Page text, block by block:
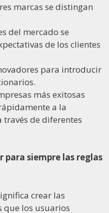
marcas se distingan
del mercado se
de los clientes
para introducir
más exitosas
a la
través de diferentes
para siempre las reglas
crear las
que los usuarios